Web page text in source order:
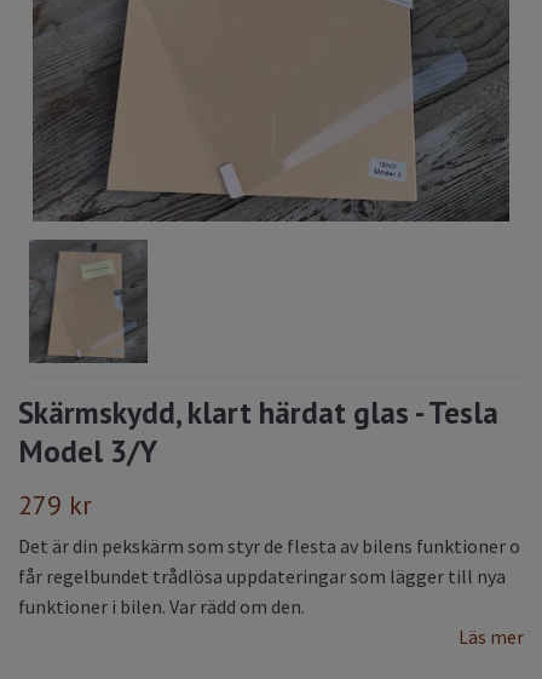
Skärmskydd, klart härdat glas - Tesla
Model 3/Y
279 kr
Det är din pekskärm som styr de flesta av bilens funktioner o
får regelbundet trådlösa uppdateringar som lägger till nya
funktioner i bilen. Var rädd om den.
Läs mer